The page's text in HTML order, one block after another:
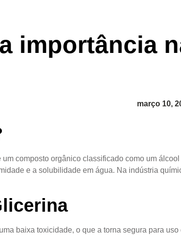
importância
março 10,
composto orgânico classificado como um
e a solubilidade em água. Na indústria
baixa toxicidade, o que a torna segura para